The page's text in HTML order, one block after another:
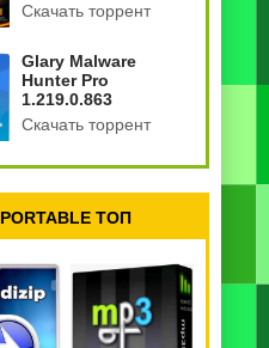
Скачать торрент
Glary Malware
Hunter Pro
1.219.0.863
Скачать торрент
PORTABLE ТОП